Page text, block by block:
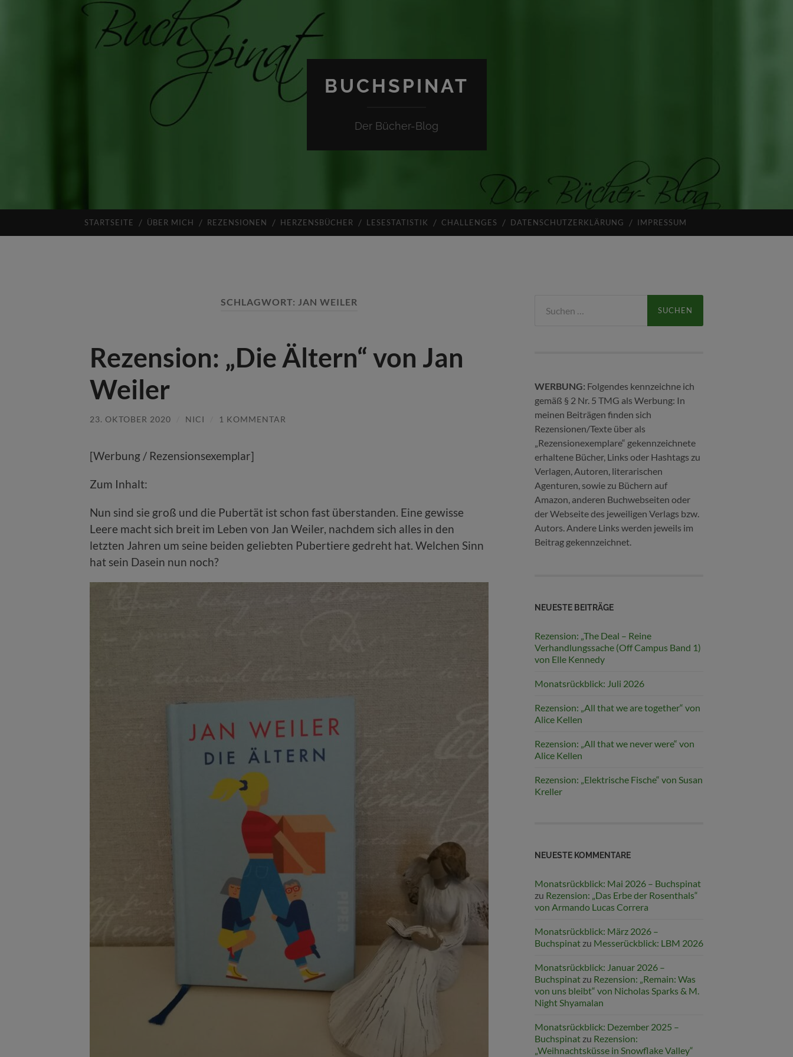
BUCHSPINAT
Der Bücher-Blog
STARTSEITE ÜBER MICH REZENSIONEN HERZENSBÜCHER LESESTATISTIK CHALLENGES DATENSCHUTZERKLÄRUNG IMPRESSUM
SCHLAGWORT: JAN WEILER
Rezension: „Die Ältern“ von Jan
Weiler
23. OKTOBER 2020 NICI 1 KOMMENTAR
[Werbung / Rezensionsexemplar]
Zum Inhalt:
Nun sind sie groß und die Pubertät ist schon fast überstanden. Eine gewisse
Leere macht sich breit im Leben von Jan Weiler, nachdem sich alles in den
letzten Jahren um seine beiden geliebten Pubertiere gedreht hat. Welchen Sinn
hat sein Dasein nun noch?
nach:
WERBUNG: Folgendes kennzeichne ich
gemäß § 2 Nr. 5 TMG als Werbung: In
meinen Beiträgen finden sich
Rezensionen/Texte über als
„Rezensionexemplare“ gekennzeichnete
erhaltene Bücher, Links oder Hashtags zu
Verlagen, Autoren, literarischen
Agenturen, sowie zu Büchern auf
Amazon, anderen Buchwebseiten oder
der Webseite des jeweiligen Verlags bzw.
Autors. Andere Links werden jeweils im
Beitrag gekennzeichnet.
NEUESTE BEITRÄGE
Rezension: „The Deal – Reine
Verhandlungssache (Off Campus Band 1)
von Elle Kennedy
Monatsrückblick: Juli 2026
Rezension: „All that we are together“ von
Alice Kellen
Rezension: „All that we never were“ von
Alice Kellen
Rezension: „Elektrische Fische“ von Susan
Kreller
NEUESTE KOMMENTARE
Monatsrückblick: Mai 2026 – Buchspinat
zu Rezension: „Das Erbe der Rosenthals“
von Armando Lucas Correra
Monatsrückblick: März 2026 –
Buchspinat zu Messerückblick: LBM 2026
Monatsrückblick: Januar 2026 –
Buchspinat zu Rezension: „Remain: Was
von uns bleibt“ von Nicholas Sparks & M.
Night Shyamalan
Monatsrückblick: Dezember 2025 –
Buchspinat zu Rezension:
„Weihnachtsküsse in Snowflake Valley“